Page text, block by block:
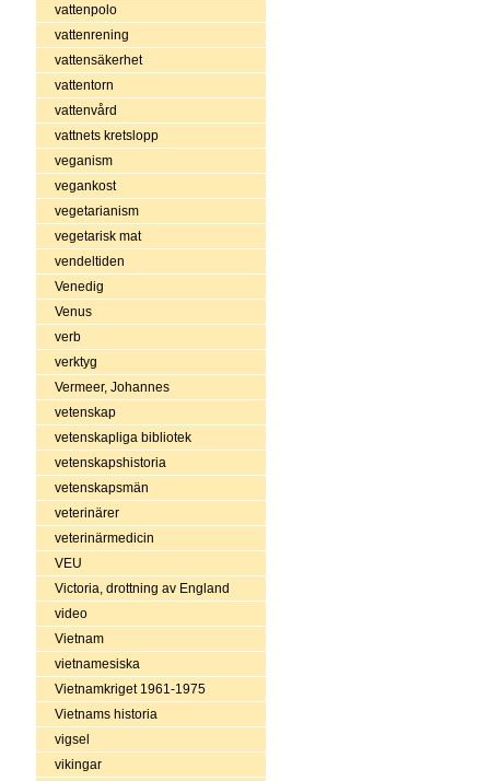
vattenpolo
vattenrening
vattensäkerhet
vattentorn
vattenvård
vattnets kretslopp
veganism
vegankost
vegetarianism
vegetarisk mat
vendeltiden
Venedig
Venus
verb
verktyg
Vermeer, Johannes
vetenskap
vetenskapliga bibliotek
vetenskapshistoria
vetenskapsmän
veterinärer
veterinärmedicin
VEU
Victoria, drottning av England
video
Vietnam
vietnamesiska
Vietnamkriget 1961-1975
Vietnams historia
vigsel
vikingar